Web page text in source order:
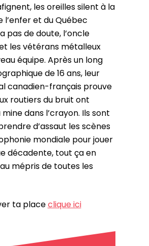
les oreilles silent à la
l’enfer et du Québec
pas de doute, l’oncle
les vétérans métalleux
équipe. Après un long
de 16 ans, leur
canadien-français prouve
routiers du bruit ont
dans l’crayon. Ils sont
d’assaut les scènes
mondiale pour jouer
décadente, tout ça en
mépris de toutes les
ta placeclique ici